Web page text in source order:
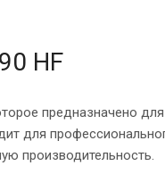
HF
предназначено
для
производительность.